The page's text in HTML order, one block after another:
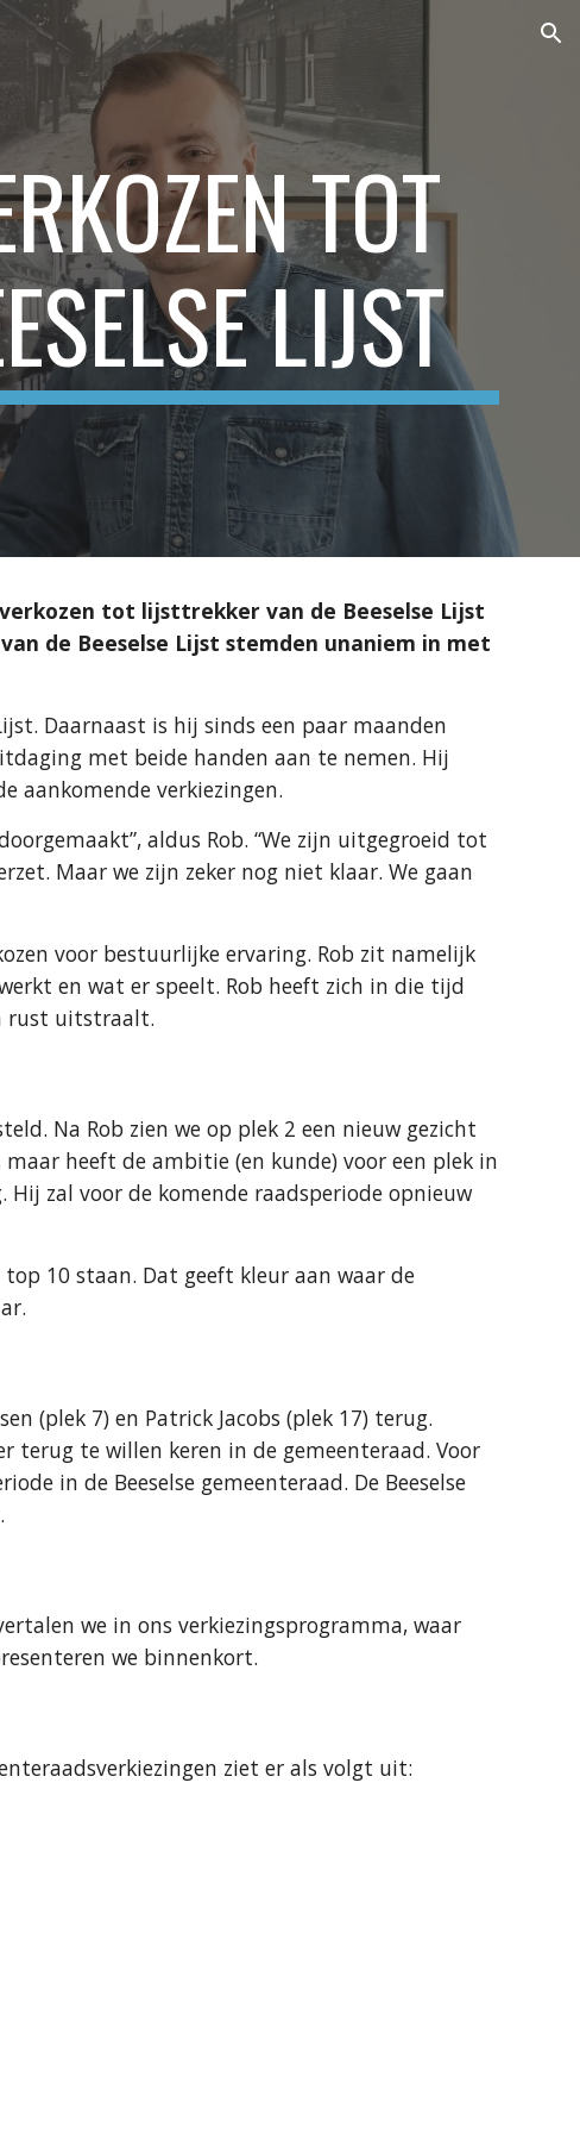
TOT
LIJST
tot lijsttrekker van de Beeselse Lijst
de Beeselse Lijst stemden unaniem in met
Daarnaast is hij sinds een paar maanden
met beide handen aan te nemen. Hij
aankomende verkiezingen.
aldus Rob. “We zijn uitgegroeid tot
Maar we zijn zeker nog niet klaar. We gaan
voor bestuurlijke ervaring. Rob zit namelijk
en wat er speelt. Rob heeft zich in die tijd
rust uitstraalt.
Na Rob zien we op plek 2 een nieuw gezicht
heeft de ambitie (en kunde) voor een plek in
zal voor de komende raadsperiode opnieuw
10 staan. Dat geeft kleur aan waar de
(plek 7) en Patrick Jacobs (plek 17) terug.
terug te willen keren in de gemeenteraad. Voor
in de Beeselse gemeenteraad. De Beeselse
we in ons verkiezingsprogramma, waar
we binnenkort.
ziet er als volgt uit: